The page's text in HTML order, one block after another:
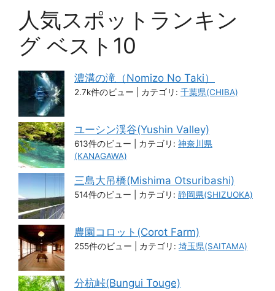
人気スポットランキン
グ ベスト10
濃溝の滝（Nomizo No Taki）
2.7k件のビュー カテゴリ: 千葉県(CHIBA)
ユーシン渓谷(Yushin Valley)
613件のビュー カテゴリ: 神奈川県
(KANAGAWA)
三島大吊橋(Mishima Otsuribashi)
514件のビュー カテゴリ: 静岡県(SHIZUOKA)
農園コロット(Corot Farm)
255件のビュー カテゴリ: 埼玉県(SAITAMA)
分杭峠(Bungui Touge)